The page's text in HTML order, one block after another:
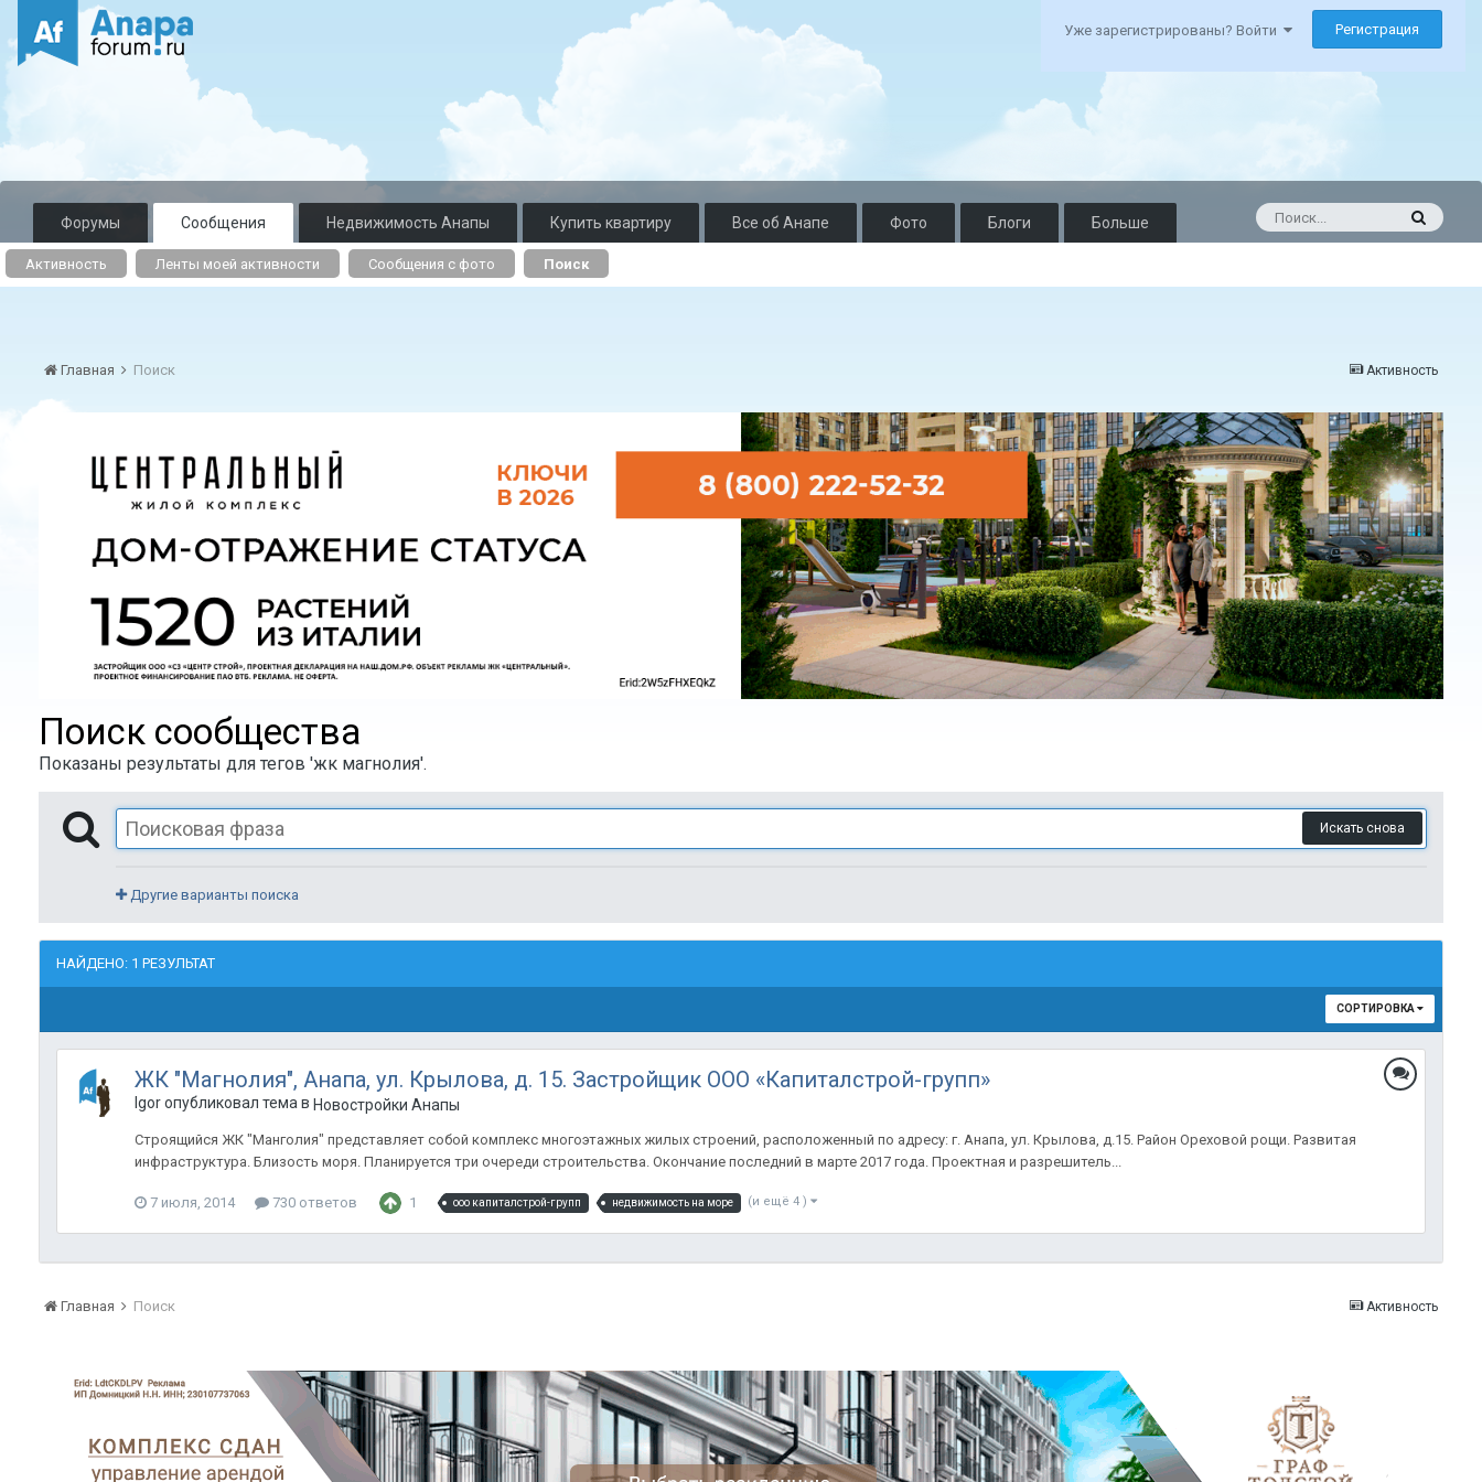
Уже зарегистрированы? Войти Регистрация
Форумы Сообщения
Активность Ленты моей активности Сообщения с фото Поиск
Недвижимость Анапы Купить квартиру Все об Анапе Фото Блоги Больше
Активность
Главная Поиск
Поиск сообщества
Показаны результаты для тегов 'жк магнолия'.
Искать снова
Другие варианты поиска
НАЙДЕНО: 1 РЕЗУЛЬТАТ
СОРТИРОВКА
ЖК "Магнолия", Анапа, ул. Крылова, д. 15. Застройщик ООО «Капиталстрой-групп»
Igor опубликовал тема в Новостройки Анапы
Строящийся ЖК "Манголия" представляет собой комплекс многоэтажных жилых строений, расположенный по адресу: г. Анапа, ул. Крылова, д.15. Район Ореховой рощи. Развитая
инфраструктура. Близость моря. Планируется три очереди строительства. Окончание последний в марте 2017 года. Проектная и разрешитель...
7 июля, 2014 730 ответов 1 ооо капиталстрой-групп недвижимость на море (и ещё 4 )
Активность
Главная Поиск